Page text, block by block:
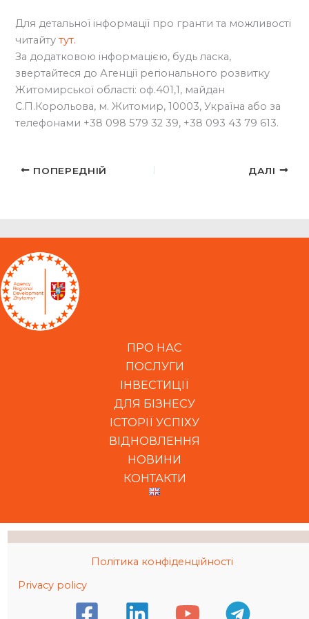
Для детальної інформації про гранти та можливості
читайту тут.
За додатковою інформацією, будь ласка,
звертайтеся до Агенції регіонального розвитку
Житомирської області: оф.401,1, майдан
С.П.Корольова, м. Житомир, 10003, Україна або за
телефонами +38 098 579 32 39, +38 093 43 79 613.
ПОПЕРЕДНІЙ ДАЛІ
ПРО НАС
ПОСЛУГИ
ІНВЕСТИЦІЇ
ДЛЯ БІЗНЕСУ
ІСТОРІЇ УСПІХУ
ВІДНОВЛЕННЯ
НОВИНИ
КОНТАКТИ
Політика конфіденційності
Privacy policy